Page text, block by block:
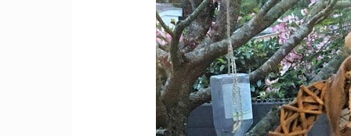
à
la
recherche
de
sa
perruche